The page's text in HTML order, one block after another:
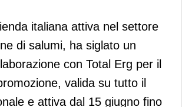
con Total Erg
italiana attiva nel settore
di salumi, ha siglato un
con Total Erg per il
valida su tutto il
e attiva dal 15 giugno fino